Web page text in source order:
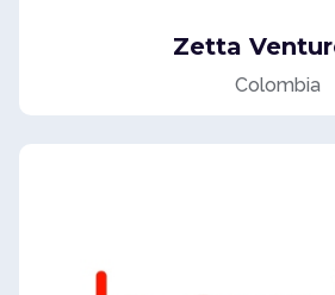
Zetta
Colombia